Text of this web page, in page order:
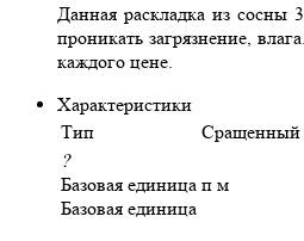
Данная раскладка из сосны
проникать загрязнение,
каждого цене.
Характеристики
Тип
Сращенный
?
Базовая единица
Базовая единица
п м